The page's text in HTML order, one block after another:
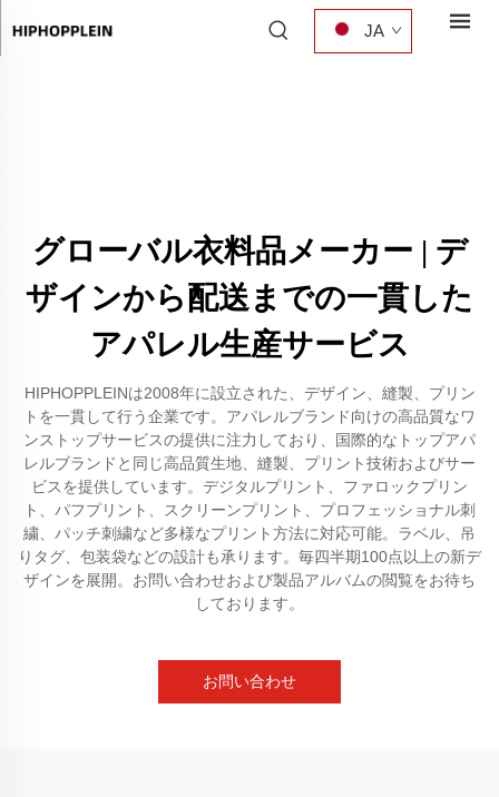
JA
グローバル衣料品メーカー | デ
ザインから配送までの一貫した
アパレル生産サービス
HIPHOPPLEINは2008年に設立された、デザイン、縫製、プリン
トを一貫して行う企業です。アパレルブランド向けの高品質なワ
ンストップサービスの提供に注力しており、国際的なトップアパ
レルブランドと同じ高品質生地、縫製、プリント技術およびサー
ビスを提供しています。デジタルプリント、ファロックプリン
ト、パフプリント、スクリーンプリント、プロフェッショナル刺
繍、パッチ刺繍など多様なプリント方法に対応可能。ラベル、吊
りタグ、包装袋などの設計も承ります。毎四半期100点以上の新デ
ザインを展開。お問い合わせおよび製品アルバムの閲覧をお待ち
しております。
お問い合わせ